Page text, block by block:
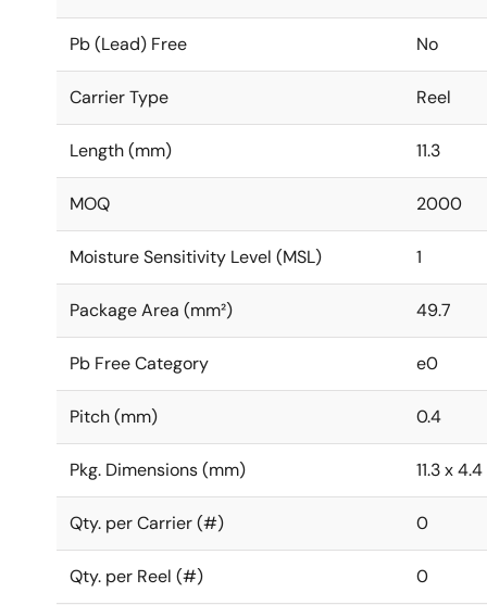
Pb (Lead) Free No
Carrier Type Reel
Length (mm) 11.3
MOQ 2000
Moisture Sensitivity Level (MSL) 1
Package Area (mm²) 49.7
Pb Free Category e0
Pitch (mm) 0.4
Pkg. Dimensions (mm) 11.3 x
Qty. per Carrier (#) 0
Qty. per Reel (#) 0